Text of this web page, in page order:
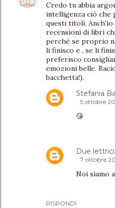
Credo tu abbia
intelligenza ciò che
questi titoli. Anch'io
recensioni di libri
perché se proprio
li finisco e , se li
preferisco
emozioni belle.
bacchetta!).
RISPONDI
Stefania
5 ottobre
😘
Due
7 ottobre
Noi siamo